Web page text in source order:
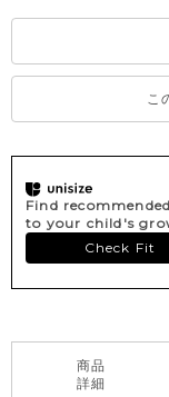
グ等に色移りする場
や着用の際は、十分
※色移りを防ぐため
こ
Find
to your child's
Check Fit
商品
詳細